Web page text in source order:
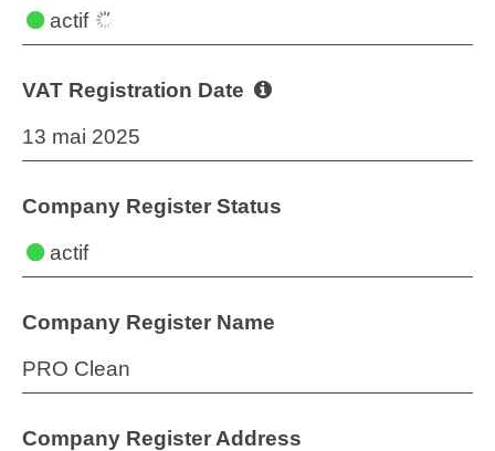
actif
VAT Registration Date
13 mai 2025
Company Register Status
actif
Company Register Name
PRO Clean
Company Register Address